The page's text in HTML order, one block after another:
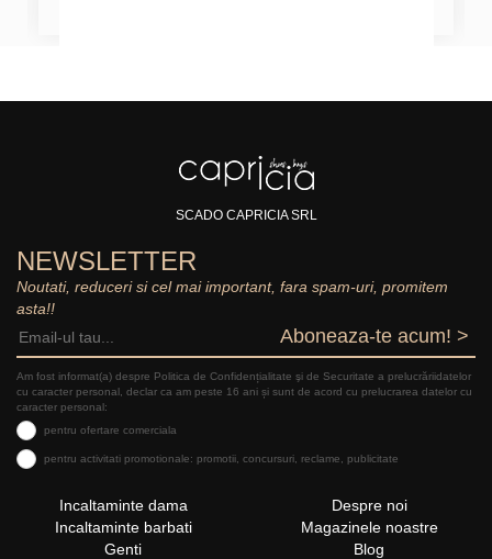
SCADO CAPRICIA SRL
NEWSLETTER
Noutati, reduceri si cel mai important, fara spam-uri, promitem
asta!!
Aboneaza-te acum! >
Am fost informat(a) despre Politica de Confidențialitate şi de Securitate a prelucrăriidatelor
cu caracter personal, declar ca am peste 16 ani și sunt de acord cu prelucrarea datelor cu
caracter personal:
pentru ofertare comerciala
pentru activitati promotionale: promotii, concursuri, reclame, publicitate
Incaltaminte dama
Incaltaminte barbati
Genti
Despre noi
Magazinele noastre
Blog